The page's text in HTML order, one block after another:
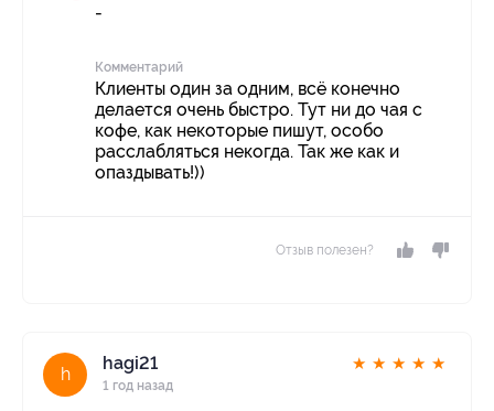
-
Комментарий
Клиенты один за одним, всё конечно
делается очень быстро. Тут ни до чая с
кофе, как некоторые пишут, особо
расслабляться некогда. Так же как и
опаздывать!))
Отзыв полезен?
h
hagi21
1 год назад
★ ★ ★ ★ ★